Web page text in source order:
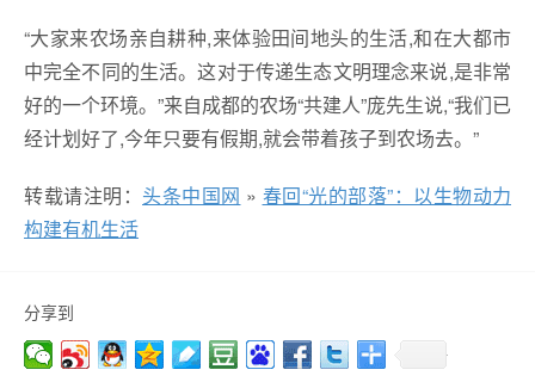
“大家来农场亲自耕种,来体验田间地头的生活,和在大都市
中完全不同的生活。这对于传递生态文明理念来说,是非常
好的一个环境。”来自成都的农场“共建人”庞先生说,“我们已
经计划好了,今年只要有假期,就会带着孩子到农场去。”
转载请注明： 头条中国网 » 春回“光的部落”：以生物动力
构建有机生活
分享到